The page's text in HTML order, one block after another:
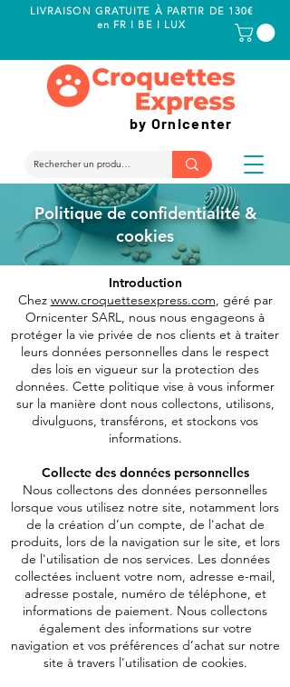
LIVRAISON GRATUITE À PARTIR DE 130€
en FR I BE I LUX
by Ornicenter
Politique de confidentialité &
cookies
Introduction
Chez www.croquettesexpress.com, géré par
Ornicenter SARL, nous nous engageons à
protéger la vie privée de nos clients et à traiter
leurs données personnelles dans le respect
des lois en vigueur sur la protection des
données. Cette politique vise à vous informer
sur la manière dont nous collectons, utilisons,
divulguons, transférons, et stockons vos
informations.
Collecte des données personnelles
Nous collectons des données personnelles
lorsque vous utilisez notre site, notamment lors
de la création d’un compte, de l'achat de
produits, lors de la navigation sur le site, et lors
de l'utilisation de nos services. Les données
collectées incluent votre nom, adresse e-mail,
adresse postale, numéro de téléphone, et
informations de paiement. Nous collectons
également des informations sur votre
navigation et vos préférences d’achat sur notre
site à travers l'utilisation de cookies.